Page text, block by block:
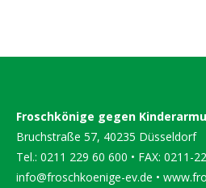
Froschkönige gegen
Bruchstraße 57, 40235 Düsseldorf
Tel.: 0211 229 60 600 • FAX: 0211-
info@froschkoenige-ev.de •